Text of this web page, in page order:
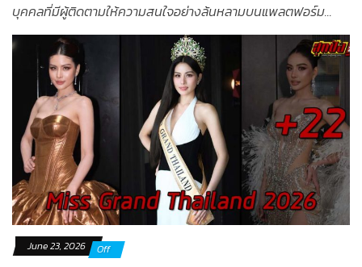
บุคคลที่มีผู้ติดตามให้ความสนใจอย่างล้นหลามบนแพลตฟอร์ม...
June 23, 2026 Off